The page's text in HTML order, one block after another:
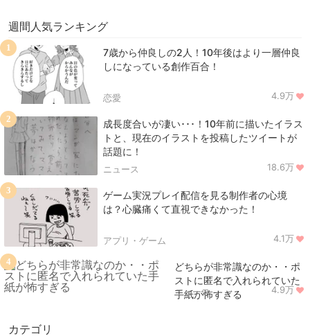
週間人気ランキング
7歳から仲良しの2人！10年後はより一層仲良
しになっている創作百合！
恋愛 4.9万
1
成長度合いが凄い･･･！10年前に描いたイラス
トと、現在のイラストを投稿したツイートが
話題に！
ニュース 18.6万
2
ゲーム実況プレイ配信を見る制作者の心境
は？心臓痛くて直視できなかった！
アプリ・ゲーム 4.1万
3
どちらが非常識なのか・・ポ
ストに匿名で入れられていた
手紙が怖すぎる
ニュース 4.9万
4
カテゴリ